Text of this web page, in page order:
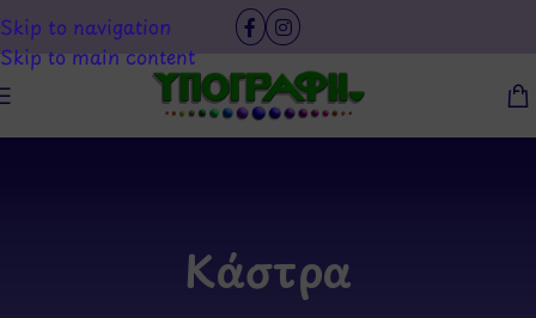
Skip to navigation
Skip to main content
Κάστρα